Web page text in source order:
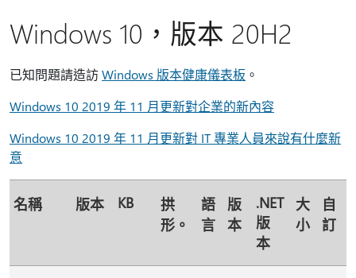
Windows 10，版本 20H2
已知問題請造訪Windows 版本健康儀表板 。
Windows 10 2019 年 11 月更新對企業的新內容
Windows 10 2019 年 11 月更新對 IT 專業人員來說有什麼新
意
名稱 版本 KB
拱
形。
語
言
版
本
.NET
版
本
大
小
自
訂